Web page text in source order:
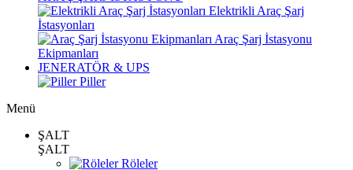
Elektrikli Araç Şarj
İstasyonları
Araç Şarj İstasyonu
Ekipmanları
JENERATÖR & UPS
Piller
Menü
ŞALT
ŞALT
Röleler